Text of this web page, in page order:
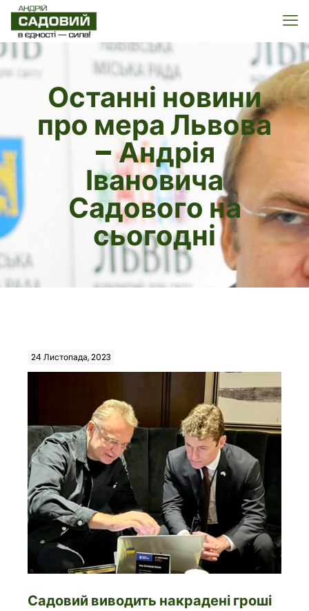
Останні новини
про мера Львова
– Андрія
Івановича
Садового на
сьогодні
24 Листопада, 2023
Садовий виводить накрадені гроші